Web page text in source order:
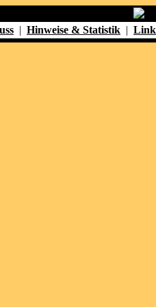
| Hinweise & Statistik |